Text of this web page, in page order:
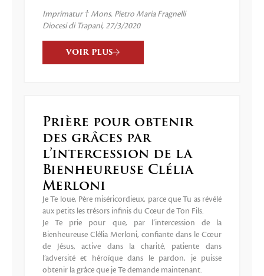
Imprimatur † Mons. Pietro Maria Fragnelli
Diocesi di Trapani, 27/3/2020
VOIR PLUS
Prière pour obtenir
des grâces par
l’intercession de la
Bienheureuse Clélia
Merloni
Je Te loue, Père miséricordieux, parce que Tu as révélé
aux petits les trésors infinis du Cœur de Ton Fils.
Je Te prie pour que, par l’intercession de la
Bienheureuse Clélia Merloni, confiante dans le Cœur
de Jésus, active dans la charité, patiente dans
l’adversité et héroïque dans le pardon, je puisse
obtenir la grâce que je Te demande maintenant.